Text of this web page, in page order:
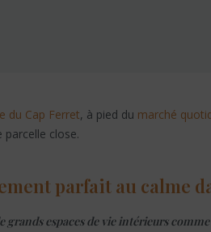
du Cap Ferret, à pied du marché
parcelle close.
parfait au calme
grands espaces de vie intérieurs